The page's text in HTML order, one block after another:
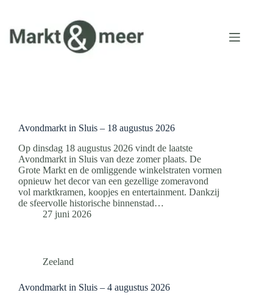
inhoud
Avondmarkt in Sluis – 18 augustus 2026
Op dinsdag 18 augustus 2026 vindt de laatste
Avondmarkt in Sluis van deze zomer plaats. De
Grote Markt en de omliggende winkelstraten vormen
opnieuw het decor van een gezellige zomeravond
vol marktkramen, koopjes en entertainment. Dankzij
de sfeervolle historische binnenstad…
27 juni 2026
Zeeland
Avondmarkt in Sluis – 4 augustus 2026